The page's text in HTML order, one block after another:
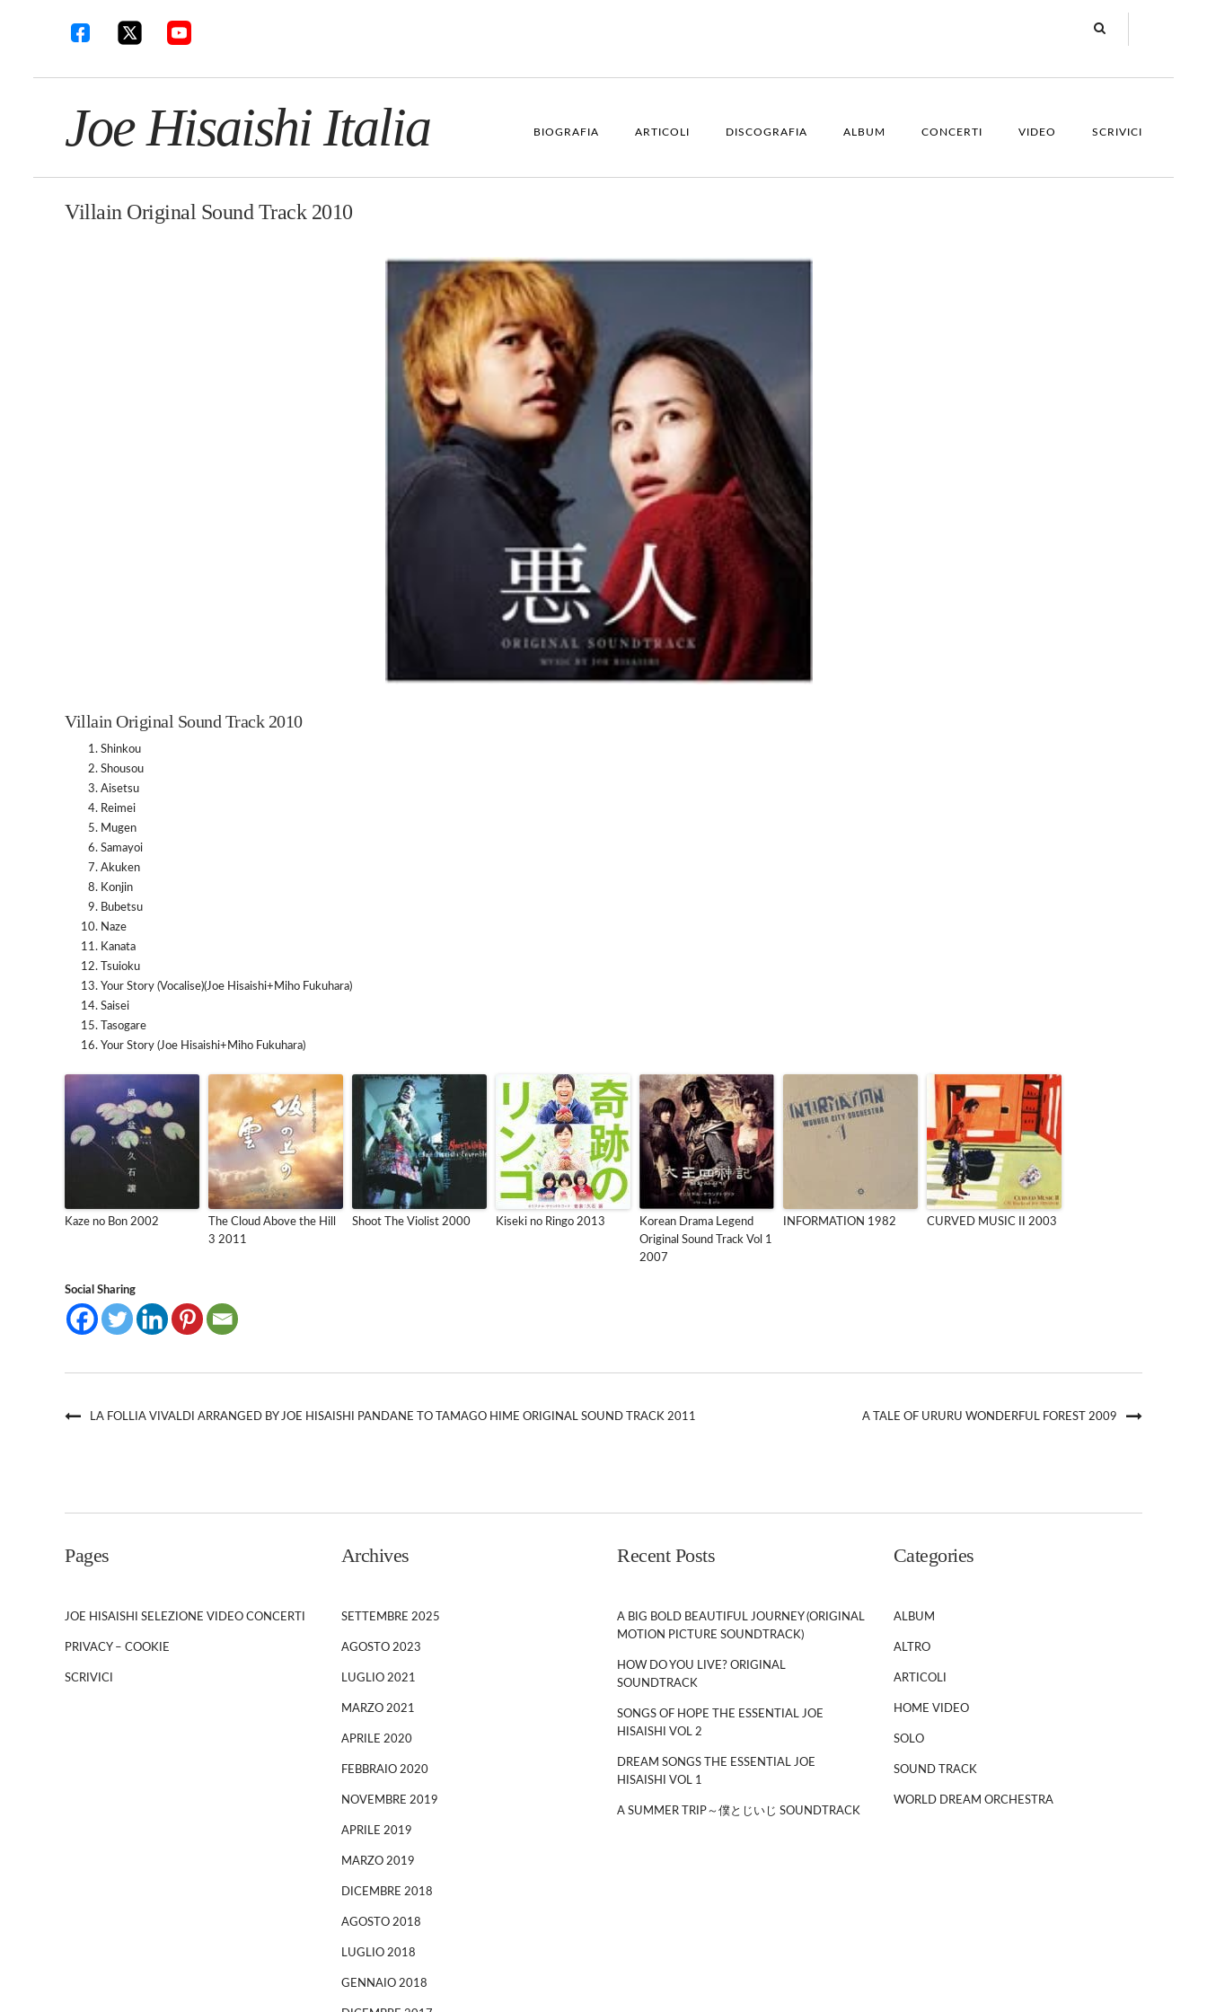
Joe Hisaishi Italia BIOGRAFIA ARTICOLI DISCOGRAFIA ALBUM CONCERTI VIDEO SCRIVICI
Villain Original Sound Track 2010
Villain Original Sound Track 2010
Shinkou
Shousou
Aisetsu
Reimei
Mugen
Samayoi
Akuken
Konjin
Bubetsu
Naze
Kanata
Tsuioku
Your Story (Vocalise)(Joe Hisaishi+Miho Fukuhara)
Saisei
Tasogare
Your Story (Joe Hisaishi+Miho Fukuhara)
Kaze no Bon 2002
The Cloud Above the Hill
3 2011
Shoot The Violist 2000 Kiseki no Ringo 2013
Korean Drama Legend
Original Sound Track Vol 1
2007
INFORMATION 1982 CURVED MUSIC II 2003
Social Sharing
LA FOLLIA VIVALDI ARRANGED BY JOE HISAISHI PANDANE TO TAMAGO HIME ORIGINAL SOUND TRACK 2011 A TALE OF URURU WONDERFUL FOREST 2009
Pages
JOE HISAISHI SELEZIONE VIDEO CONCERTI
PRIVACY – COOKIE
SCRIVICI
Archives
SETTEMBRE 2025
AGOSTO 2023
LUGLIO 2021
MARZO 2021
APRILE 2020
FEBBRAIO 2020
NOVEMBRE 2019
APRILE 2019
MARZO 2019
DICEMBRE 2018
AGOSTO 2018
LUGLIO 2018
GENNAIO 2018
Recent Posts
A BIG BOLD BEAUTIFUL JOURNEY (ORIGINAL
MOTION PICTURE SOUNDTRACK)
HOW DO YOU LIVE? ORIGINAL
SOUNDTRACK
SONGS OF HOPE THE ESSENTIAL JOE
HISAISHI VOL 2
DREAM SONGS THE ESSENTIAL JOE
HISAISHI VOL 1
A SUMMER TRIP～僕とじいじ SOUNDTRACK
Categories
ALBUM
ALTRO
ARTICOLI
HOME VIDEO
SOLO
SOUND TRACK
WORLD DREAM ORCHESTRA